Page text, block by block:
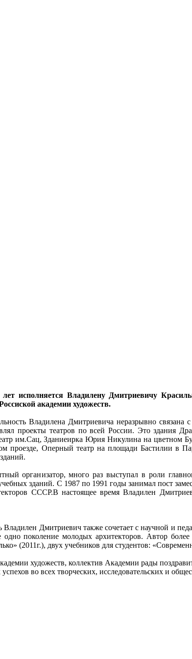
исполняется Владилену Дмитриевичу
академии художеств.
Владилена Дмитриевича неразрывно
проекты театров по всей России. Это здания
им.Сац, Зданиеирка Юрия Никулина на цветном
проезде, Оперный театр на площади Бастилии в
организатор, много раз выступал в роли
зданий. С 1987 по 1991 годы занимал пост
СССР.В настоящее время Владилен
Владилен Дмитриевич также сочетает с научной и
одно поколение молодых архитекторов. Автор
(2011г.), двух учебников для студентов:
художеств, коллектив Академии рады
во всех творческих, исследовательских и